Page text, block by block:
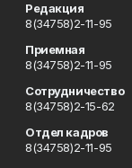
Редакция
8(34758)2-11-95
Приемная
8(34758)2-11-95
Сотрудничество
8(34758)2-15-62
Отдел кадров
8(34758)2-11-95